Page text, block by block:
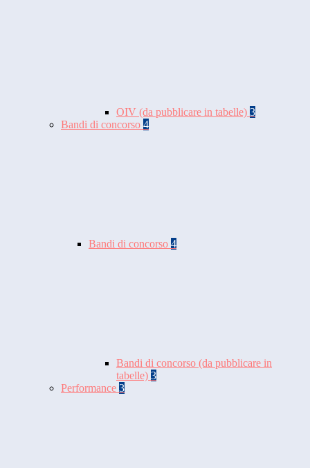
OIV (da pubblicare in tabelle) 3
Bandi di concorso 4
Bandi di concorso 4
Bandi di concorso (da pubblicare in
tabelle) 3
Performance 3